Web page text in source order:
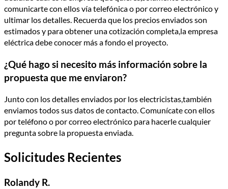
comunicarte con ellos vía telefónica o por correo electrónico y
ultimar los detalles. Recuerda que los precios enviados son
estimados y para obtener una cotización completa,la empresa
eléctrica debe conocer más a fondo el proyecto.
¿Qué hago si necesito más información sobre la
propuesta que me enviaron?
Junto con los detalles enviados por los electricistas,también
enviamos todos sus datos de contacto. Comunícate con ellos
por teléfono o por correo electrónico para hacerle cualquier
pregunta sobre la propuesta enviada.
Solicitudes Recientes
Rolandy R.